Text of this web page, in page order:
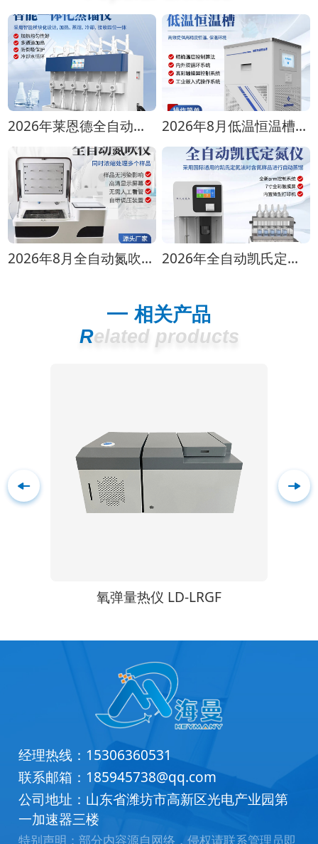
2026年莱恩德全自动蒸馏仪全型号对比选购指南 2026年8月低温恒温槽选购攻略 全生命周期成本对比
2026年8月全自动氮吹仪选购指南：各行业适配方案推荐 2026年全自动凯氏定氮仪选购指南 实验室选型全攻略
相关产品
Related products
氧弹量热仪 LD-LRGF
经理热线： 15306360531
联系邮箱： 185945738@qq.com
公司地址：山东省潍坊市高新区光电产业园第
一加速器三楼
特别声明：部分内容源自网络，侵权请联系管理员即